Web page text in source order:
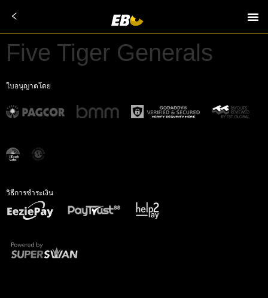
Five Tiger Generals
ใบอนุญาตโดย
วิธีการชำระเงิน